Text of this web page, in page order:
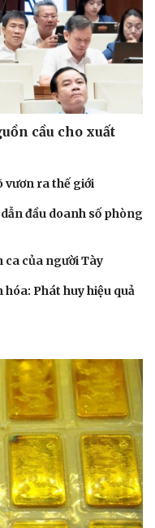
trí
sĩ
trang
cầu cho xuất
vươn ra thế giới
đầu doanh số phòng
ca của người Tày
Phát huy hiệu quả